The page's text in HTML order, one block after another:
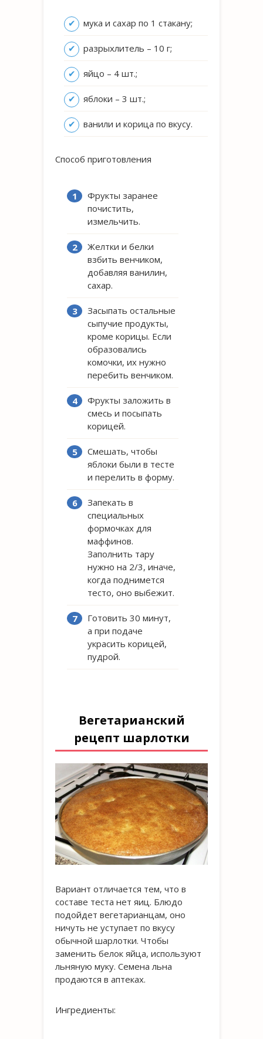
мука и сахар по 1 стакану;
разрыхлитель – 10 г;
яйцо – 4 шт.;
яблоки – 3 шт.;
ванили и корица по вкусу.
Способ приготовления
Фрукты заранее
почистить,
измельчить.
Желтки и белки
взбить венчиком,
добавляя ванилин,
сахар.
Засыпать остальные
сыпучие продукты,
кроме корицы. Если
образовались
комочки, их нужно
перебить венчиком.
Фрукты заложить в
смесь и посыпать
корицей.
Смешать, чтобы
яблоки были в тесте
и перелить в форму.
Запекать в
специальных
формочках для
маффинов.
Заполнить тару
нужно на 2/3, иначе,
когда поднимется
тесто, оно выбежит.
Готовить 30 минут,
а при подаче
украсить корицей,
пудрой.
Вегетарианский
рецепт шарлотки
Вариант отличается тем, что в
составе теста нет яиц. Блюдо
подойдет вегетарианцам, оно
ничуть не уступает по вкусу
обычной шарлотки. Чтобы
заменить белок яйца, используют
льняную муку. Семена льна
продаются в аптеках.
Ингредиенты: